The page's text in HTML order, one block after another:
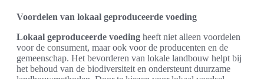
Voordelen van lokaal geproduceerde voeding
Lokaal geproduceerde voeding heeft niet alleen voordelen
voor de consument, maar ook voor de producenten en de
gemeenschap. Het bevorderen van lokale landbouw helpt bij
het behoud van de biodiversiteit en ondersteunt duurzame